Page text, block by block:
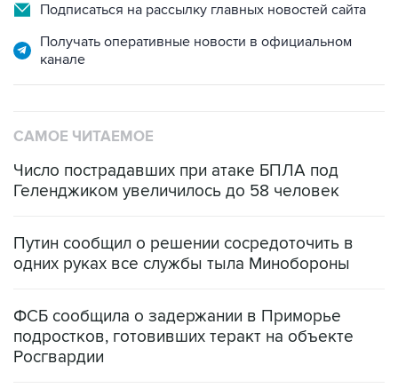
Подписаться на рассылку главных новостей сайта
Получать оперативные новости в официальном
канале
САМОЕ ЧИТАЕМОЕ
Число пострадавших при атаке БПЛА под
Геленджиком увеличилось до 58 человек
Путин сообщил о решении сосредоточить в
одних руках все службы тыла Минобороны
ФСБ сообщила о задержании в Приморье
подростков, готовивших теракт на объекте
Росгвардии